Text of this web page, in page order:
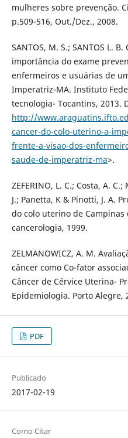
mulheres sobre prevenção.
p.509-516, Out./Dez., 2008.
SANTOS, M. S.; SANTOS L.
importância do exame
enfermeiros e usuárias de
Imperatriz-MA. Instituto
tecnologia- Tocantins, 2013.
http://
cancer-do-colo-uterino-a-
frente-a-visao-dos-
saude-de-imperatriz-ma>.
ZEFERINO, L. C.; Costa, A.
J.; Panetta, K & Pinotti, J. A.
do colo uterino de
cancerologia, 1999.
ZELMANOWICZ, A. M.
câncer como Co-fator
Câncer de Cérvice Uterina-
Epidemiologia. Porto Alegre,
PDF
Publicado
2017-02-19
Como Citar